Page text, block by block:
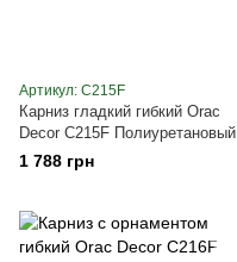
Артикул: C215F
Карниз гладкий гибкий Orac
Decor C215F Полиуретановый
1 788 грн